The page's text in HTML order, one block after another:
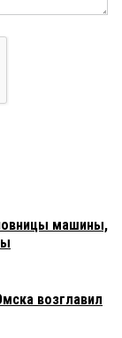
машины,
возглавил